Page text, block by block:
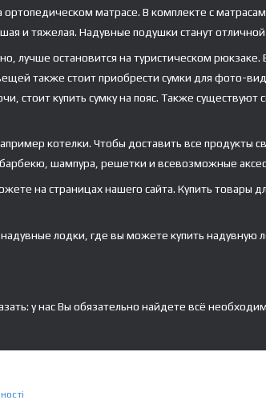
матрасе. В комплекте с
и тяжелая. Надувные подушки станут
лучше остановится на туристическом
также стоит приобрести сумки для фото-
стоит купить сумку на пояс. Также существуют
котелки. Чтобы доставить все продукты
шампура, решетки и всевозможные
на страницах нашего сайта. Купить товары
лодки, где вы можете купить надувную
у нас Вы обязательно найдете всё